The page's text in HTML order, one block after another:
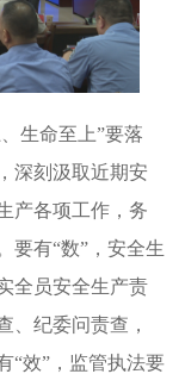
生命至上”要落
深刻汲取近期安
产各项工作，务
要有“数”，安全生
全员安全生产责
、纪委问责查，
“效”，监管执法要